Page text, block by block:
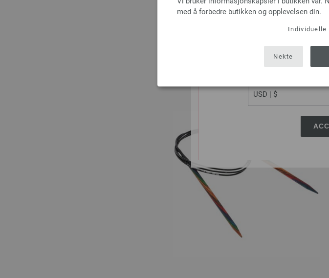
SHIPPING TO
USA - The United
med å forbedre butikken og opplevelsen din.
Nekte